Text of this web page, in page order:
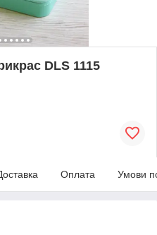
DLS 1115
Оплата Умови